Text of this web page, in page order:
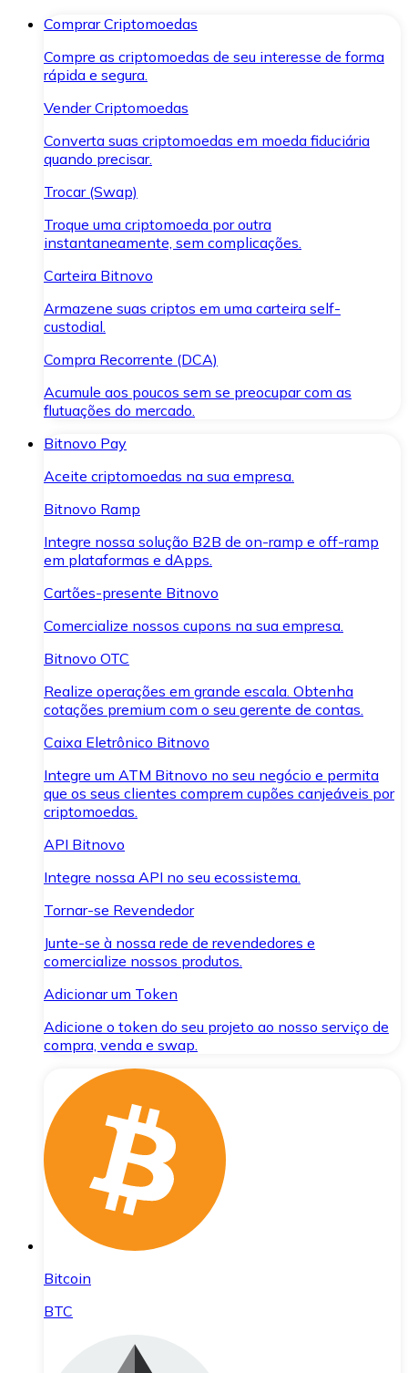
Comprar Criptomoedas
Compre as criptomoedas de seu interesse de forma
rápida e segura.
Vender Criptomoedas
Converta suas criptomoedas em moeda fiduciária
quando precisar.
Trocar (Swap)
Troque uma criptomoeda por outra
instantaneamente, sem complicações.
Carteira Bitnovo
Armazene suas criptos em uma carteira self-
custodial.
Compra Recorrente (DCA)
Acumule aos poucos sem se preocupar com as
flutuações do mercado.
Bitnovo Pay
Aceite criptomoedas na sua empresa.
Bitnovo Ramp
Integre nossa solução B2B de on-ramp e off-ramp
em plataformas e dApps.
Cartões-presente Bitnovo
Comercialize nossos cupons na sua empresa.
Bitnovo OTC
Realize operações em grande escala. Obtenha
cotações premium com o seu gerente de contas.
Caixa Eletrônico Bitnovo
Integre um ATM Bitnovo no seu negócio e permita
que os seus clientes comprem cupões canjeáveis por
criptomoedas.
API Bitnovo
Integre nossa API no seu ecossistema.
Tornar-se Revendedor
Junte-se à nossa rede de revendedores e
comercialize nossos produtos.
Adicionar um Token
Adicione o token do seu projeto ao nosso serviço de
compra, venda e swap.
Bitcoin
BTC